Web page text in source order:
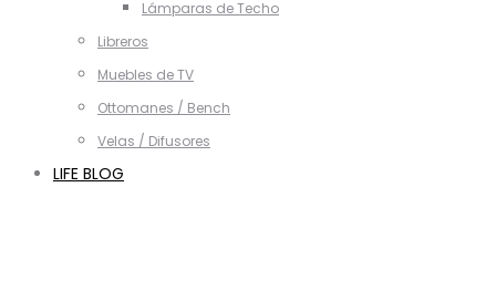
Lámparas de Techo
Libreros
Muebles de TV
Ottomanes / Bench
Velas / Difusores
LIFE BLOG